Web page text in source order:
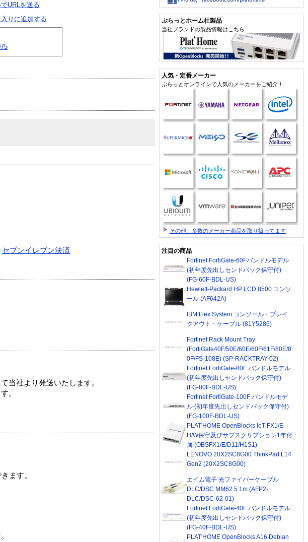
URLを送る
りに追加する
セブンイレブン決済
当社より発送いたします。
。
ます。
ぷらっとホーム社製品
当社ブランドの製品情報はこちら
人気・定番メーカー
ぷらっとオンラインで人気のメーカーをご紹介！
その他、多数のメーカー商品を取り扱ってます
注目の商品
Fortinet FortiGate-60Fバンドルモデル
(初年度先出しセンドバック保守付)
(FG-60F-BDL-US)
Hewlett-Packard HP LCD 8500 コンソ
ール (AF642A)
IBM Flex System コンソール・ブレイ
クアウト・ケーブル (81Y5286)
Fortinet Rack Mount Tray
(FortiGate40F/50E/60E/60F/61F/80E/8
0F/FS-108E) (SP-RACKTRAY-02)
Fortinet FortiGate-80F バンドルモデル
(初年度先出しセンドバック保守付)
(FG-80F-BDL-US)
Fortinet FortiGate-100F バンドルモデ
ル (初年度先出しセンドバック保守付)
(FG-100F-BDL-US)
PLAT'HOME OpenBlocks IoT FX1/E
H/W保守及びサブスクリプション1年付
属 (OBSFX1/E/D11/H1S1)
LENOVO 20X2SC8G00 ThinkPad L14
Gen2 (20X2SC8G00)
エイム電子 光ファイバーケーブル
DLC/DSC MM62.5 1m (AFP2-
DLC/DSC-62-01)
Fortinet FortiGate-40F バンドルモデル
(初年度先出しセンドバック保守付)
(FG-40F-BDL-US)
PLAT'HOME OpenBlocks A16 Debian